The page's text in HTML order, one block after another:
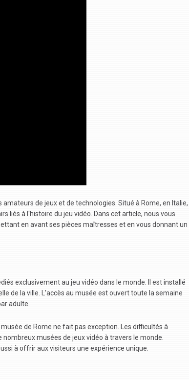
de jeux et de technologies. Situé à Rome, en Italie,
liés à l'histoire du jeu vidéo. Dans cet article, nous vous
en avant ses pièces maîtresses et en vous donnant un
exclusivement au jeu vidéo dans le monde. Il est installé
de la ville. L'accès au musée est ouvert toute la semaine
adulte.
de Rome ne fait pas exception. Les difficultés à
musées de jeux vidéo à travers le monde.
à offrir aux visiteurs une expérience unique.